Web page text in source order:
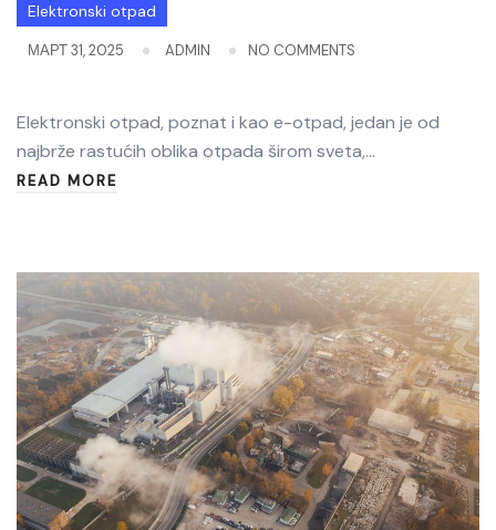
Elektronski otpad
МАРТ 31, 2025 ADMIN NO COMMENTS
Elektronski otpad, poznat i kao e-otpad, jedan je od
najbrže rastućih oblika otpada širom sveta,…
READ MORE